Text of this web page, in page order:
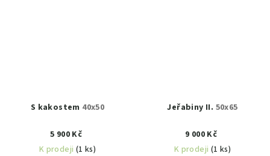
S kakostem 40x50
5 900 Kč
K prodeji (1 ks)
Jeřabiny II. 50x65
9 000 Kč
K prodeji (1 ks)